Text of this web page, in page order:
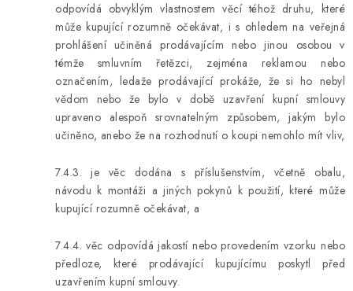
odpovídá obvyklým vlastnostem věcí téhož druhu, které
může kupující rozumně očekávat, i s ohledem na veřejná
prohlášení učiněná prodávajícím nebo jinou osobou v
témže smluvním řetězci, zejména reklamou nebo
označením, ledaže prodávající prokáže, že si ho nebyl
vědom nebo že bylo v době uzavření kupní smlouvy
upraveno alespoň srovnatelným způsobem, jakým bylo
učiněno, anebo že na rozhodnutí o koupi nemohlo mít vliv,
7.4.3. je věc dodána s příslušenstvím, včetně obalu,
návodu k montáži a jiných pokynů k použití, které může
kupující rozumně očekávat, a
7.4.4. věc odpovídá jakostí nebo provedením vzorku nebo
předloze, které prodávající kupujícímu poskytl před
uzavřením kupní smlouvy.